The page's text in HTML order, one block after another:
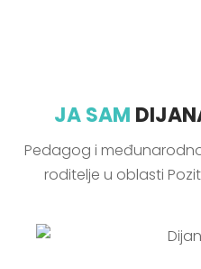
JA SAM
Pedagog i
roditelje u oblasti